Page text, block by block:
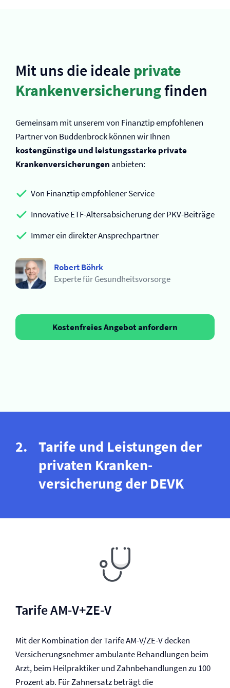
Mit uns die ideale private
Kranken­versicherungfinden
Gemeinsam mit unserem von Finanztip empfohlenen
Partner von Buddenbrock können wir Ihnen
kostengünstige und leistungsstarke private
Kranken­versicherungen anbieten:
Von Finanztip empfohlener Service
Innovative ETF-Altersabsicherung der PKV-Beiträge
Immer ein direkter Ansprechpartner
Robert Böhrk
Experte für Gesundheitsvorsorge
Kostenfreies Angebot anfordern
Tarife und Leistungen der
privaten Kranken­
versicherung der DEVK
Tarife AM-V+ZE-V
Mit der Kombination der Tarife AM-V/ZE-V decken
Versicherungsnehmer ambulante Behandlungen beim
Arzt, beim Heilpraktiker und Zahnbehandlungen zu 100
Prozent ab. Für Zahnersatz beträgt die